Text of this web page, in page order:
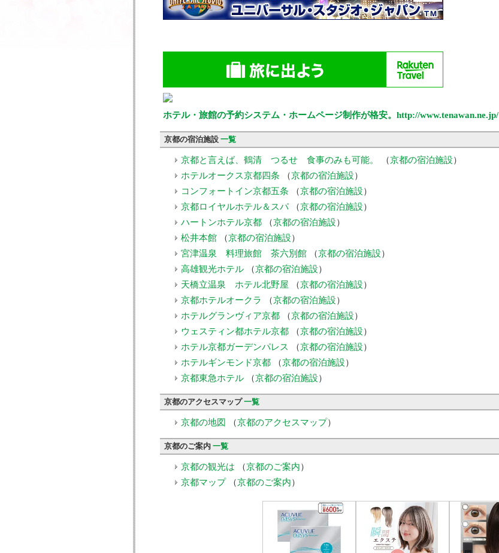
ホテル・旅館の予約システム・ホームページ制作が格安。 http://www.tenawan.ne.jp/
京都の宿泊施設 一覧
京都と言えば、鶴清 つるせ 食事のみも可能。 （京都の宿泊施設）
ホテルオークス京都四条 （京都の宿泊施設）
コンフォートイン京都五条 （京都の宿泊施設）
京都ロイヤルホテル＆スパ（京都の宿泊施設）
ハートンホテル京都 （京都の宿泊施設）
松井本館 （京都の宿泊施設）
宮津温泉 料理旅館 茶六別館 （京都の宿泊施設）
高雄観光ホテル （京都の宿泊施設）
天橋立温泉 ホテル北野屋 （京都の宿泊施設）
京都ホテルオークラ
（京都の宿泊施設）
ホテルグランヴィア京都 （京都の宿泊施設）
ウェスティン都ホテル京都 （京都の宿泊施設）
ホテル京都ガーデンパレス
（京都の宿泊施設）
ホテルギンモンド京都 （京都の宿泊施設）
京都東急ホテル （京都の宿泊施設）
京都のアクセスマップ一覧
京都の地図 （京都のアクセスマップ）
京都のご案内 一覧
京都の観光は （京都のご案内）
京都マップ（京都のご案内）